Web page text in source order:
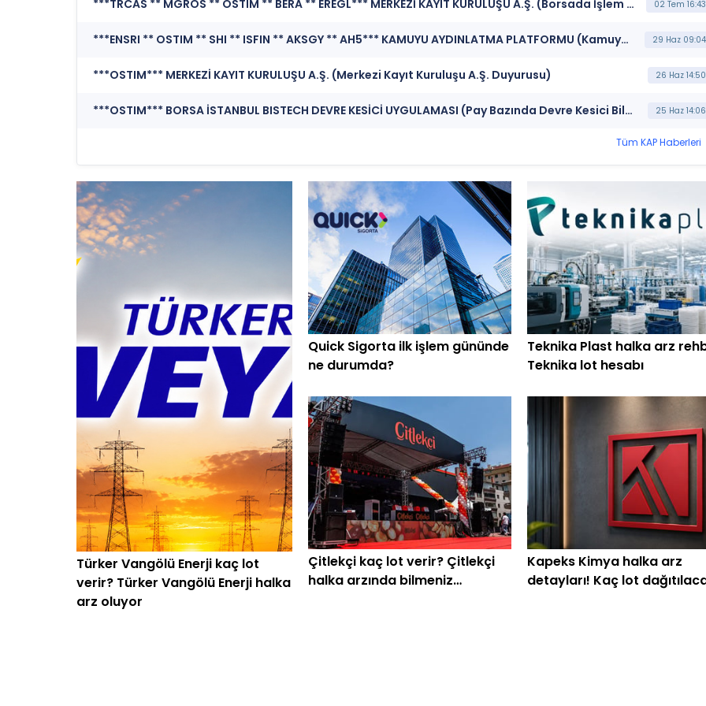
***TRCAS ** MGROS ** OSTIM ** BERA ** EREGL*** MERKEZİ KAYIT KURULUŞU A.Ş. (Borsada İşlem Gören Tipe Dönüşüm Duyurusu) 02 Tem 16:43
***ENSRI ** OSTIM ** SHI ** ISFIN ** AKSGY ** AH5*** KAMUYU AYDINLATMA PLATFORMU (Kamuyu Aydınlatma Platformu Duyurusu) 29 Haz 09:04
***OSTIM*** MERKEZİ KAYIT KURULUŞU A.Ş. (Merkezi Kayıt Kuruluşu A.Ş. Duyurusu) 26 Haz 14:50
***OSTIM*** BORSA İSTANBUL BISTECH DEVRE KESİCİ UYGULAMASI (Pay Bazında Devre Kesici Bildirimi) 25 Haz 14:06
Tüm KAP Haberleri
Türker Vangölü Enerji kaç lot
verir? Türker Vangölü Enerji halka
arz oluyor
Quick Sigorta ilk işlem gününde
ne durumda?
Teknika Plast halka arz
Teknika lot hesabı
Çitlekçi kaç lot verir? Çitlekçi
halka arzında bilmeniz
Kapeks Kimya halka arz
detayları! Kaç lot